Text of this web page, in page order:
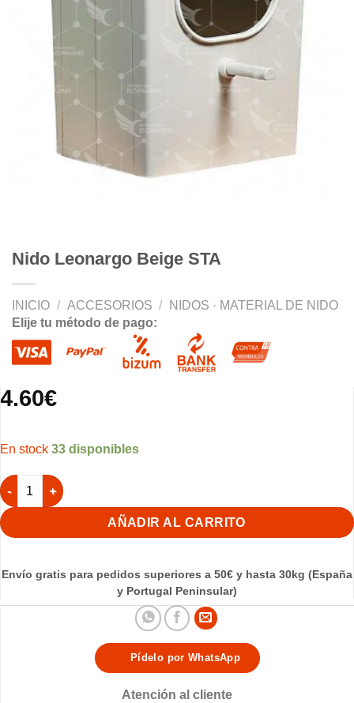
Nido Leonargo Beige STA
INICIO / ACCESORIOS /
NIDOS · MATERIAL DE NIDO
Elije tu método de pago:
4.60€
33 disponibles
Nido Leonargo Beige STA cantidad
AÑADIR AL CARRITO
Envío gratis para pedidos superiores a 50€ y hasta 30kg (España
y Portugal Peninsular)
Pídelo por WhatsApp
Atención al cliente